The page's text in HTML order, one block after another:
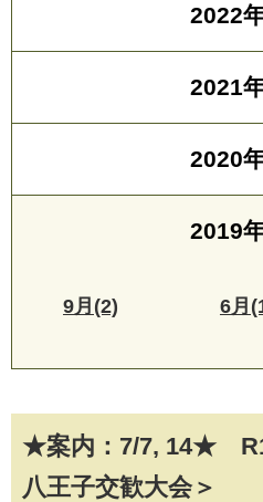
★案内：7/7, 14★
八王子交歓大会＞
2022
2021
2020
2019
9月(2) 6月